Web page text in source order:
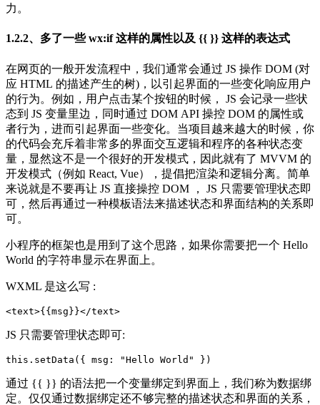
力。
1.2.2、多了一些 wx:if 这样的属性以及 {{ }} 这样的表达式
在网页的一般开发流程中，我们通常会通过 JS 操作 DOM (对
应 HTML 的描述产生的树)，以引起界面的一些变化响应用户
的行为。例如，用户点击某个按钮的时候， JS 会记录一些状
态到 JS 变量里边，同时通过 DOM API 操控 DOM 的属性或
者行为，进而引起界面一些变化。当项目越来越大的时候，你
的代码会充斥着非常多的界面交互逻辑和程序的各种状态变
量，显然这不是一个很好的开发模式，因此就有了 MVVM 的
开发模式（例如 React, Vue），提倡把渲染和逻辑分离。简单
来说就是不要再让 JS 直接操控 DOM ， JS 只需要管理状态即
可，然后再通过一种模板语法来描述状态和界面结构的关系即
可。
小程序的框架也是用到了这个思路，如果你需要把一个 Hello
World 的字符串显示在界面上。
WXML 是这么写 :
<text>{{msg}}</text>
JS 只需要管理状态即可:
this.setData({ msg: "Hello World" })
通过 {{ }} 的语法把一个变量绑定到界面上，我们称为数据绑
定。仅仅通过数据绑定还不够完整的描述状态和界面的关系，